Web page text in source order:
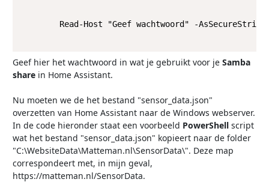
Read-Host "Geef wachtwoord" -
Geef hier het wachtwoord in wat je gebruikt voor je Samba
share in Home Assistant.
Nu moeten we de het bestand "sensor_data.json"
overzetten van Home Assistant naar de Windows webserver.
In de code hieronder staat een voorbeeld PowerShell script
wat het bestand "sensor_data.json" kopieert naar de folder
"C:\WebsiteData\Matteman.nl\SensorData\". Deze map
correspondeert met, in mijn geval,
https://matteman.nl/SensorData.